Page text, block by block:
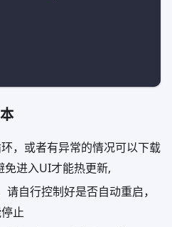
，或者有异常的情况可以下载
进入UI才能热更新,
自行控制好是否自动重启，
止